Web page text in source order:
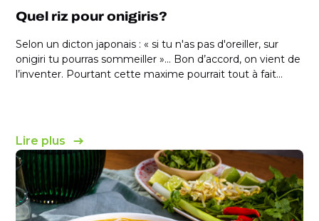
Quel riz pour onigiris?
Selon un dicton japonais : « si tu n'as pas d'oreiller, sur
onigiri tu pourras sommeiller »... Bon d’accord, on vient de
l’inventer. Pourtant cette maxime pourrait tout à fait...
Lire plus